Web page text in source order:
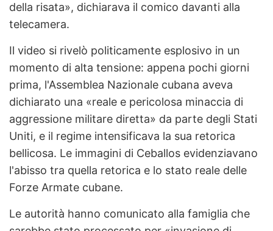
della risata», dichiarava il comico davanti alla
telecamera.
Il video si rivelò politicamente esplosivo in un
momento di alta tensione: appena pochi giorni
prima, l'Assemblea Nazionale cubana aveva
dichiarato una «reale e pericolosa minaccia di
aggressione militare diretta» da parte degli Stati
Uniti, e il regime intensificava la sua retorica
bellicosa. Le immagini di Ceballos evidenziavano
l'abisso tra quella retorica e lo stato reale delle
Forze Armate cubane.
Le autorità hanno comunicato alla famiglia che